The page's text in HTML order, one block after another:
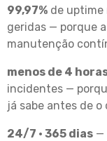
99,97% de
geridas — porque
manutenção
menos de 4
incidentes —
já sabe antes de o
24/7 · 365 dias —